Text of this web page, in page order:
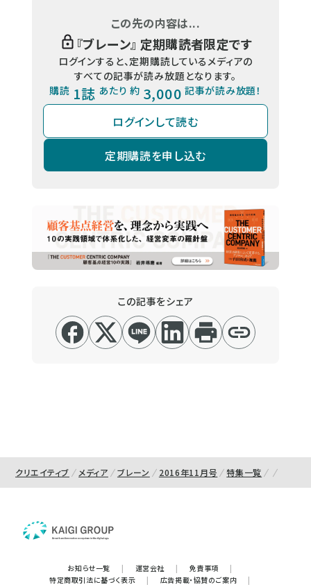
この先の内容は...
『ブレーン』 定期購読者限定です
ログインすると、定期購読しているメディアの
すべての記事が読み放題となります。
購読 1誌 あたり 約 3,000 記事が読み放題！
ログインして読む
定期購読を申し込む
この記事をシェア
クリエイティブ メディア ブレーン 2016年11月号 特集一覧
お知らせ一覧 | 運営会社 | 免責事項
|
特定商取引法に基づく表示
| 広告掲載・協賛のご案内
|